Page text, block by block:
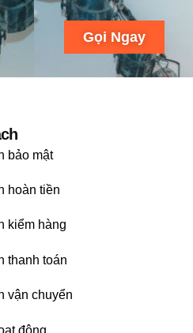
Gọi Ngay
bảo mật
hoàn tiền
kiểm hàng
thanh toán
vận chuyển
động